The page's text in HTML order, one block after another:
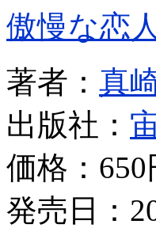
傲慢な恋
著者： 真
出版社：
価格： 650
発売日：